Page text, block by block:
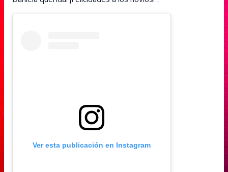
Ver esta publicación en Instagram